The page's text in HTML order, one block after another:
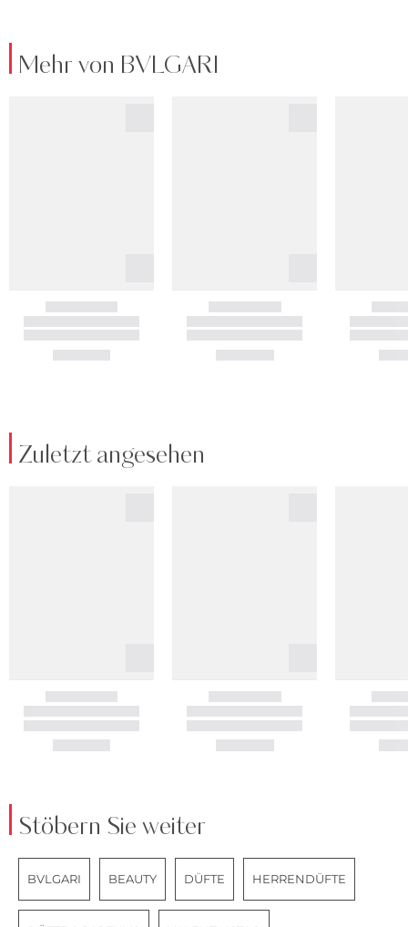
Mehr von BVLGARI
Zuletzt angesehen
Stöbern Sie weiter
BVLGARI BEAUTY DÜFTE HERRENDÜFTE